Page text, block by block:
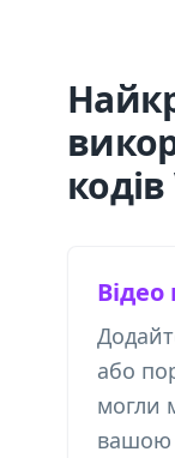
Відео
або
могли
вашою